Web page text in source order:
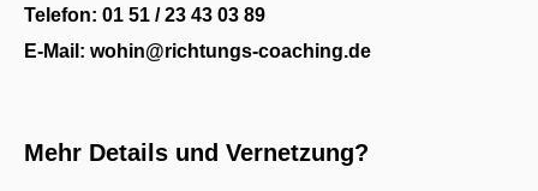
Telefon: 01 51 / 23 43 03 89
E-Mail: wohin@richtungs-coaching.de
Mehr Details und Vernetzung?